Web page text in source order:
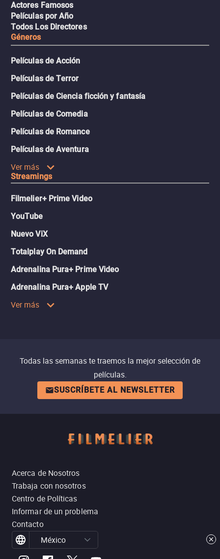
Actores Famosos
Películas por Año
Todos Los Directores
Géneros
Películas de Acción
Películas de Terror
Películas de Ciencia ficción y fantasía
Películas de Comedia
Películas de Romance
Películas de Aventura
Ver más
Streamings
Filmelier+ Prime Video
YouTube
Nuevo ViX
Totalplay On Demand
Adrenalina Pura+ Prime Video
Adrenalina Pura+ Apple TV
Ver más
Todas las semanas te traemos la mejor selección de
películas.
SUSCRÍBETE AL NEWSLETTER
Acerca de Nosotros
Trabaja con nosotros
Centro de Políticas
Informar de un problema
Contacto
México